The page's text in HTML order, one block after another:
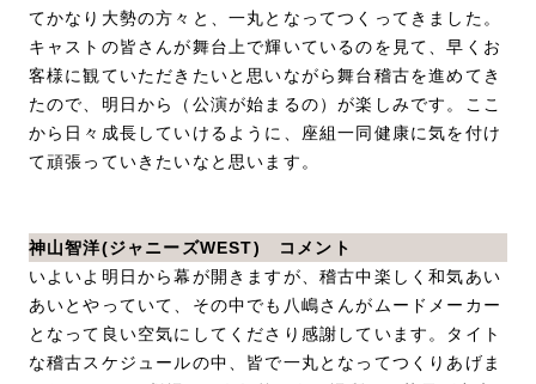
てかなり大勢の方々と、一丸となってつくってきました。
キャストの皆さんが舞台上で輝いているのを見て、早くお
客様に観ていただきたいと思いながら舞台稽古を進めてき
たので、明日から（公演が始まるの）が楽しみです。ここ
から日々成長していけるように、座組一同健康に気を付け
て頑張っていきたいなと思います。
神山智洋(ジャニーズWEST) コメント
いよいよ明日から幕が開きますが、稽古中楽しく和気あい
あいとやっていて、その中でも八嶋さんがムードメーカー
となって良い空気にしてくださり感謝しています。タイト
な稽古スケジュールの中、皆で一丸となってつくりあげま